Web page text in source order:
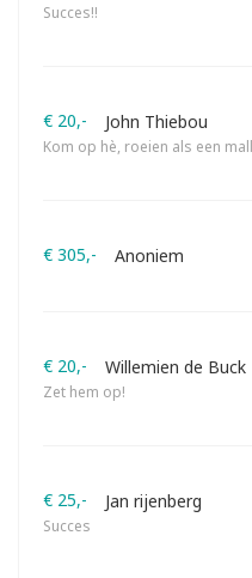
Succes!!
€ 20,- John Thiebou
Kom op hè, roeien als een
€ 305,- Anoniem
€ 20,- Willemien de Buck
Zet hem op!
€ 25,- Jan rijenberg
Succes